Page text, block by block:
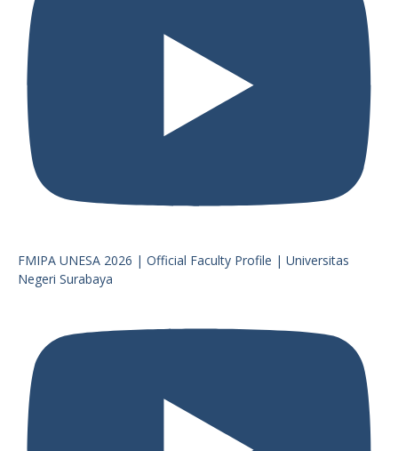
FMIPA UNESA 2026 | Official Faculty Profile | Universitas
Negeri Surabaya